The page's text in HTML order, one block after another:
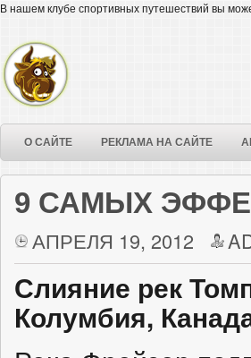
В нашем клубе спортивных путешествий вы
О САЙТЕ РЕКЛАМА НА САЙТЕ
9 САМЫХ
АПРЕЛЯ 19, 2012
Слияние рек
Колумбия,